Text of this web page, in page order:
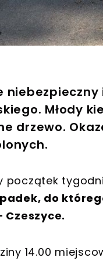
Młody
drzewo.
początek
do
Czeszyce.
14.00